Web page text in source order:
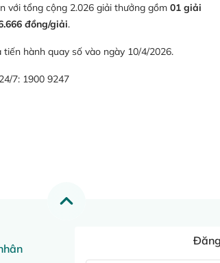
với tổng cộng 2.026 giải thưởng gồm 01 giải
đồng/giải.
hành quay số vào ngày 10/4/2026.
7: 1900 9247